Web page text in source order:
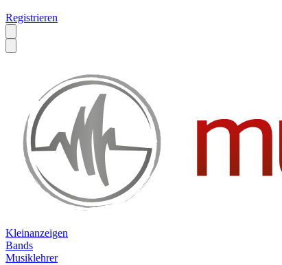
Registrieren
Kleinanzeigen
Bands
Musiklehrer